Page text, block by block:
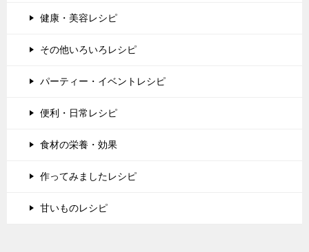
健康・美容レシピ
その他いろいろレシピ
パーティー・イベントレシピ
便利・日常レシピ
食材の栄養・効果
作ってみましたレシピ
甘いものレシピ